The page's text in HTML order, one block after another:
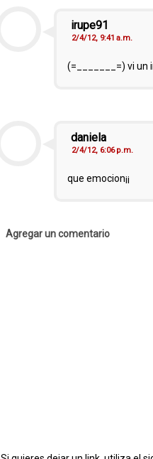
irupe91
2/4/12, 9:41 a.m.
(=_______=) vi un
daniela
2/4/12, 6:06 p.m.
que emocion¡¡
Agregar un comentario